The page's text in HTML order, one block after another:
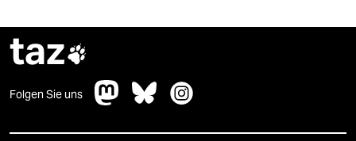
taz
Folgen Sie uns